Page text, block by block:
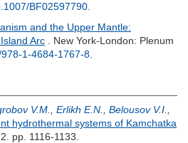
BF02597790
and the Upper Mantle:
Arc . New York-London: Plenum
1-4684-1767-8
V.M. Erlikh E.N. Belousov V.I.
hydrothermal systems of Kamchatka
pp. 1116-1133.